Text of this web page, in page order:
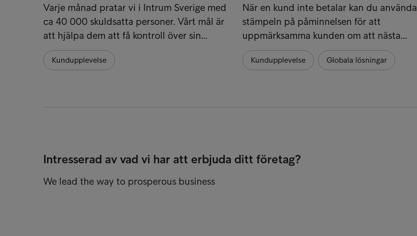
Varje månad pratar vi i Intrum Sverige med
ca 40 000 skuldsatta personer. Vårt mål är
att hjälpa dem att få kontroll över sin…
Kundupplevelse
När en kund inte betalar kan du använda
stämpeln på påminnelsen för att
uppmärksamma kunden om att nästa…
Kundupplevelse Globala lösningar
Intresserad av vad vi har att erbjuda ditt företag?
We lead the way to prosperous business